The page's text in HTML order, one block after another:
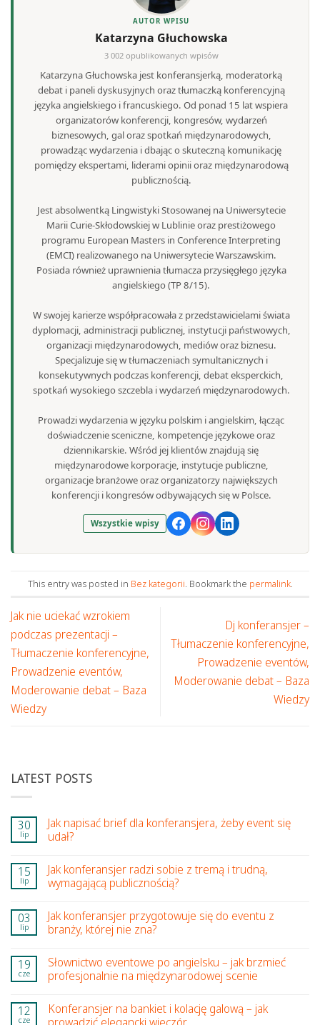
AUTOR WPISU
Katarzyna Głuchowska
3 002 opublikowanych wpisów
Katarzyna Głuchowska jest konferansjerką, moderatorką
debat i paneli dyskusyjnych oraz tłumaczką konferencyjną
języka angielskiego i francuskiego. Od ponad 15 lat wspiera
organizatorów konferencji, kongresów, wydarzeń
biznesowych, gal oraz spotkań międzynarodowych,
prowadząc wydarzenia i dbając o skuteczną komunikację
pomiędzy ekspertami, liderami opinii oraz międzynarodową
publicznością.
Jest absolwentką Lingwistyki Stosowanej na Uniwersytecie
Marii Curie-Skłodowskiej w Lublinie oraz prestiżowego
programu European Masters in Conference Interpreting
(EMCI) realizowanego na Uniwersytecie Warszawskim.
Posiada również uprawnienia tłumacza przysięgłego języka
angielskiego (TP 8/15).
W swojej karierze współpracowała z przedstawicielami świata
dyplomacji, administracji publicznej, instytucji państwowych,
organizacji międzynarodowych, mediów oraz biznesu.
Specjalizuje się w tłumaczeniach symultanicznych i
konsekutywnych podczas konferencji, debat eksperckich,
spotkań wysokiego szczebla i wydarzeń międzynarodowych.
Prowadzi wydarzenia w języku polskim i angielskim, łącząc
doświadczenie sceniczne, kompetencje językowe oraz
dziennikarskie. Wśród jej klientów znajdują się
międzynarodowe korporacje, instytucje publiczne,
organizacje branżowe oraz organizatorzy największych
konferencji i kongresów odbywających się w Polsce.
Wszystkie wpisy
This entry was posted in Bez kategorii. Bookmark the permalink.
Jak nie uciekać wzrokiem
podczas prezentacji –
Tłumaczenie konferencyjne,
Prowadzenie eventów,
Moderowanie debat – Baza
Wiedzy
Dj konferansjer –
Tłumaczenie konferencyjne,
Prowadzenie eventów,
Moderowanie debat – Baza
Wiedzy
LATEST POSTS
30
lip
Jak napisać brief dla konferansjera, żeby event się
udał?
15
lip
Jak konferansjer radzi sobie z tremą i trudną,
wymagającą publicznością?
03
lip
Jak konferansjer przygotowuje się do eventu z
branży, której nie zna?
19
cze
Słownictwo eventowe po angielsku – jak brzmieć
profesjonalnie na międzynarodowej scenie
12
cze
Konferansjer na bankiet i kolację galową – jak